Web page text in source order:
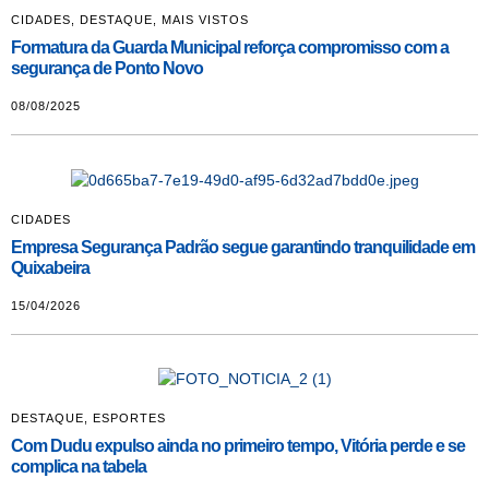
CIDADES DESTAQUE MAIS VISTOS
Formatura da Guarda Municipal reforça compromisso com a
segurança de Ponto Novo
08/08/2025
CIDADES
Empresa Segurança Padrão segue garantindo tranquilidade em
Quixabeira
15/04/2026
DESTAQUE ESPORTES
Com Dudu expulso ainda no primeiro tempo, Vitória perde e se
complica na tabela